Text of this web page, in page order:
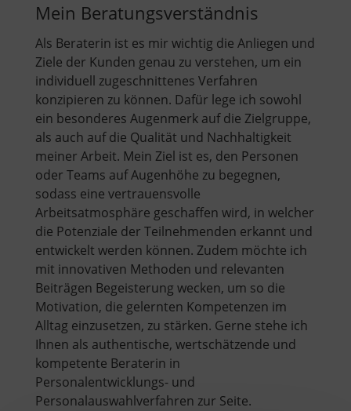
Mein Beratungsverständnis
Als Beraterin ist es mir wichtig die Anliegen und
Ziele der Kunden genau zu verstehen, um ein
individuell zugeschnittenes Verfahren
konzipieren zu können. Dafür lege ich sowohl
ein besonderes Augenmerk auf die Zielgruppe,
als auch auf die Qualität und Nachhaltigkeit
meiner Arbeit. Mein Ziel ist es, den Personen
oder Teams auf Augenhöhe zu begegnen,
sodass eine vertrauensvolle
Arbeitsatmosphäre geschaffen wird, in welcher
die Potenziale der Teilnehmenden erkannt und
entwickelt werden können. Zudem möchte ich
mit innovativen Methoden und relevanten
Beiträgen Begeisterung wecken, um so die
Motivation, die gelernten Kompetenzen im
Alltag einzusetzen, zu stärken. Gerne stehe ich
Ihnen als authentische, wertschätzende und
kompetente Beraterin in
Personalentwicklungs- und
Personalauswahlverfahren zur Seite.